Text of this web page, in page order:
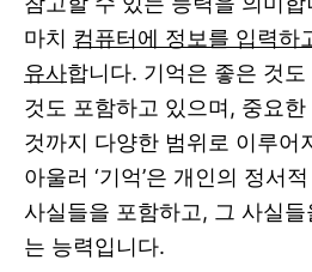
마치 컴퓨터에 정보를 입력하
유사합니다. 기억은 좋은 것
것도 포함하고 있으며, 중요
것까지 다양한 범위로 이루어
아울러 ‘기억’은 개인의 정서
사실들을 포함하고, 그 사실
는 능력입니다.